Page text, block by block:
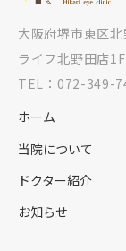
大阪府堺市東区
ライフ北野田店1F
TEL：072-349-
ホーム
当院について
ドクター紹介
お知らせ